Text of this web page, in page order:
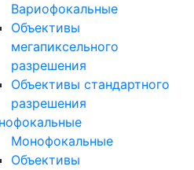
Вариофокальные
Объективы
мегапиксельного
разрешения
Объективы стандартного
разрешения
Монофокальные
Объективы